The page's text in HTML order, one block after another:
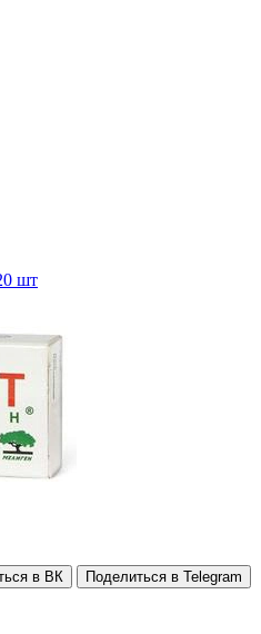
шт
в ВК
Поделиться в Telegram